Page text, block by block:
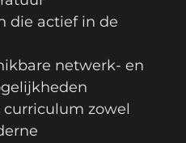
die actief in de
netwerk- en
zowel